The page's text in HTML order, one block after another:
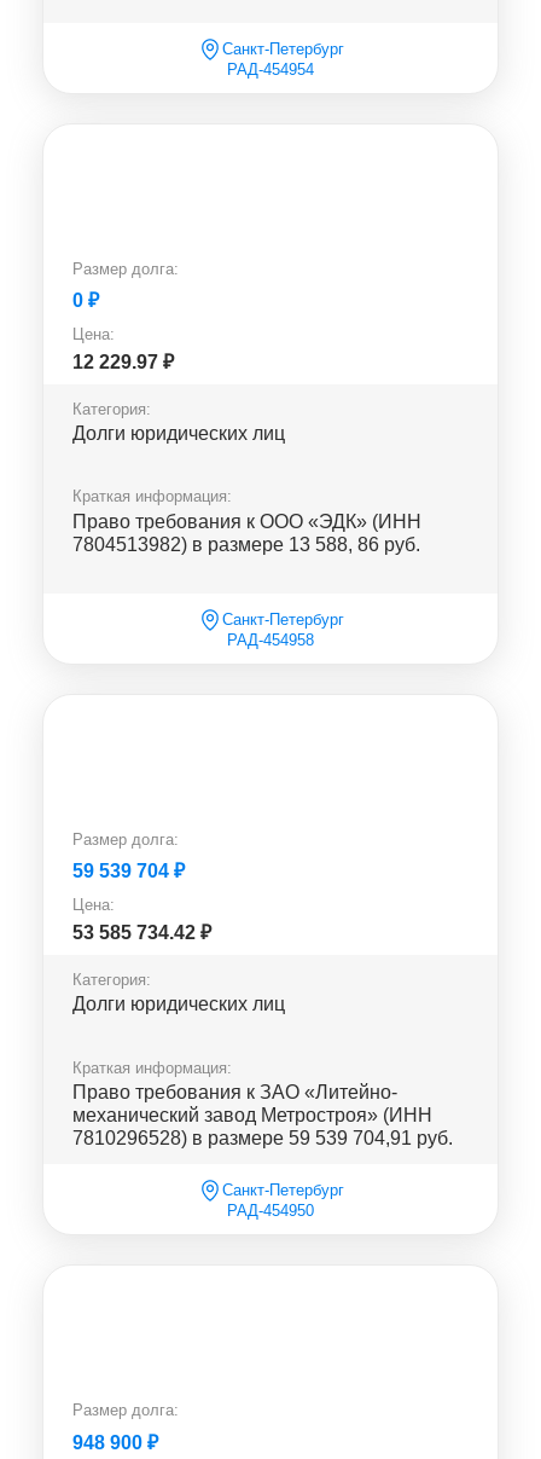
Санкт-Петербург
РАД-454954
Размер долга:
0 ₽
Цена:
12 229.97 ₽
Категория:
Долги юридических лиц
Краткая информация:
Право требования к ООО «ЭДК» (ИНН
7804513982) в размере 13 588, 86 руб.
Санкт-Петербург
РАД-454958
Размер долга:
59 539 704 ₽
Цена:
53 585 734.42 ₽
Категория:
Долги юридических лиц
Краткая информация:
Право требования к ЗАО «Литейно-
механический завод Метростроя» (ИНН
7810296528) в размере 59 539 704,91 руб.
Санкт-Петербург
РАД-454950
Размер долга:
948 900 ₽